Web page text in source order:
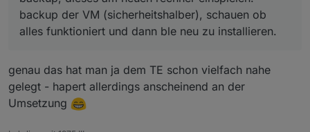
backup der VM (sicherheitshalber), schauen ob
alles funktioniert und dann ble neu zu installieren.
genau das hat man ja dem TE schon vielfach nahe
gelegt - hapert allerdings anscheinend an der
Umsetzung